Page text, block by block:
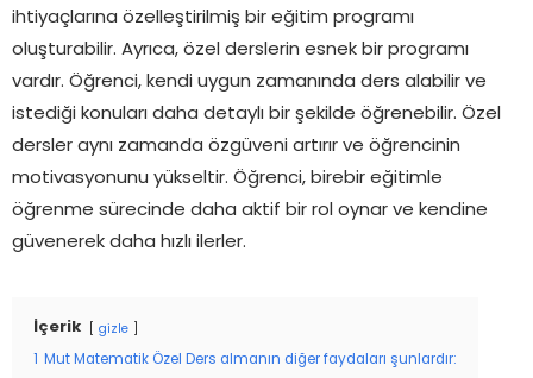
ihtiyaçlarına özelleştirilmiş bir eğitim programı
oluşturabilir. Ayrıca, özel derslerin esnek bir programı
vardır. Öğrenci, kendi uygun zamanında ders alabilir ve
istediği konuları daha detaylı bir şekilde öğrenebilir. Özel
dersler aynı zamanda özgüveni artırır ve öğrencinin
motivasyonunu yükseltir. Öğrenci, birebir eğitimle
öğrenme sürecinde daha aktif bir rol oynar ve kendine
güvenerek daha hızlı ilerler.
İçerik gizle
Mut Matematik Özel Ders almanın diğer faydaları şunlardır: